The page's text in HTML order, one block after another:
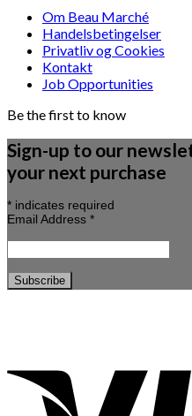
Om Beau Marché
Handelsbetingelser
Privatliv og Cookies
Kontakt
Job Opportunities
Be the first to know
Sign-up to our
your next purchase
* indicates required
Email Address *